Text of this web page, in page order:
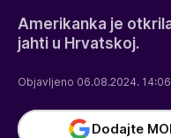
Amerikanka je
jahti u Hrvatskoj.
Objavljeno 06.08.2024.
Dodajte